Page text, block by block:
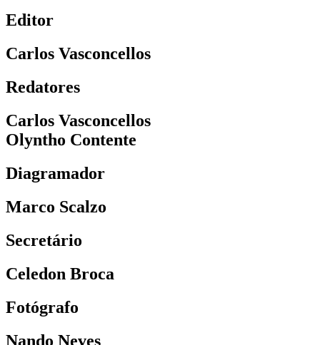
Editor
Carlos Vasconcellos
Redatores
Carlos Vasconcellos
Olyntho Contente
Diagramador
Marco Scalzo
Secretário
Celedon Broca
Fotógrafo
Nando Neves